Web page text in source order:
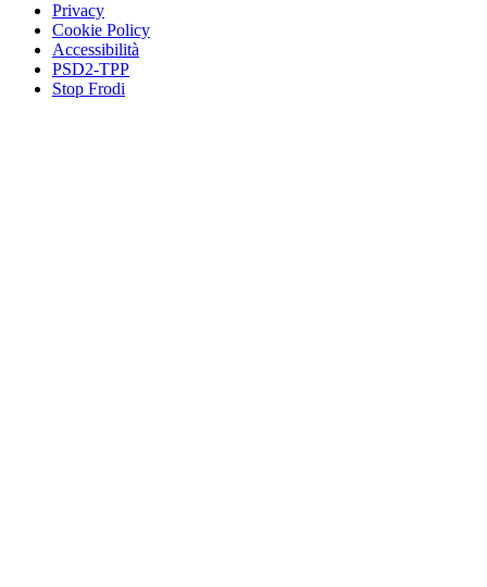
Privacy
Cookie Policy
Accessibilità
PSD2-TPP
Stop Frodi